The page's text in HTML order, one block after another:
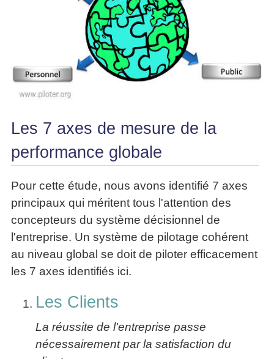
Les 7 axes de mesure de la
performance globale
Pour cette étude, nous avons identifié 7 axes
principaux qui méritent tous l'attention des
concepteurs du système décisionnel de
l'entreprise. Un système de pilotage cohérent
au niveau global se doit de piloter efficacement
les 7 axes identifiés ici.
Les Clients
La réussite de l'entreprise passe
nécessairement par la satisfaction du